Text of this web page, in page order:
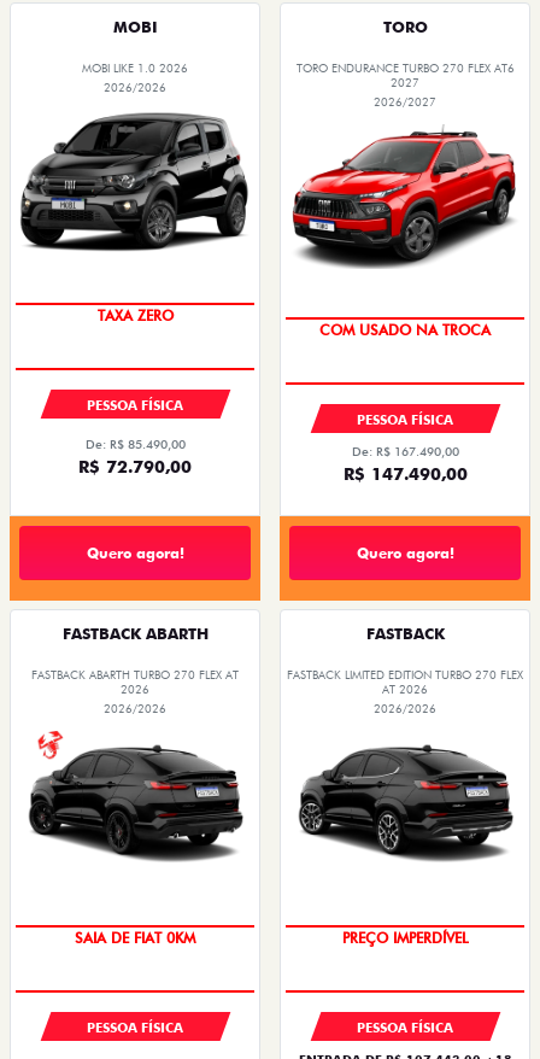
MOBI
MOBI LIKE 1.0 2026
2026/2026
TAXA ZERO
PESSOA FÍSICA
De: R$ 85.490,00
R$ 72.790,00
Quero agora!
TORO
TORO ENDURANCE TURBO 270 FLEX AT6
2027
2026/2027
COM USADO NA TROCA
PESSOA FÍSICA
De: R$ 167.490,00
R$ 147.490,00
Quero agora!
FASTBACK ABARTH
FASTBACK ABARTH TURBO 270 FLEX AT
2026
2026/2026
SAIA DE FIAT 0KM
PESSOA FÍSICA
FASTBACK
FASTBACK LIMITED EDITION TURBO 270 FLEX
AT 2026
2026/2026
PREÇO IMPERDÍVEL
PESSOA FÍSICA